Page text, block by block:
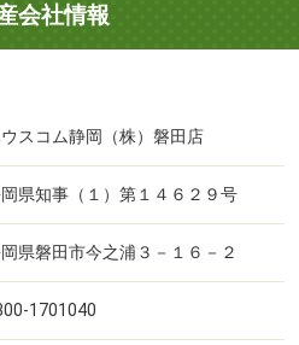
会社情報
スコム静岡（株）磐田店
県知事（１）第１４６２９号
県磐田市今之浦３－１６－２
1701040